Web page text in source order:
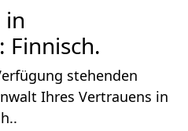
in
Finnisch.
stehenden
Ihres Vertrauens in